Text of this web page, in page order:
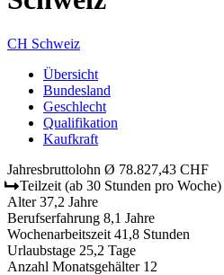
CH Schweiz
Übersicht
Bundesland
Geschlecht
Qualifikation
Kaufkraft
Jahresbruttolohn Ø 78.827,43 CHF
Teilzeit (ab 30 Stunden pro Woche)
Alter 37,2 Jahre
Berufserfahrung 8,1 Jahre
Wochenarbeitszeit 41,8 Stunden
Urlaubstage 25,2 Tage
Anzahl Monatsgehälter 12